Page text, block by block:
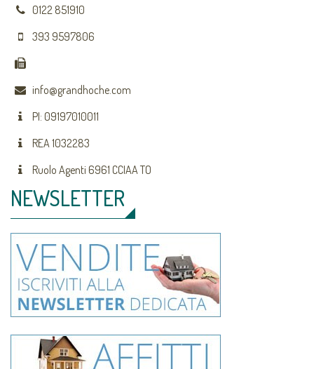
0122 851910
393 9597806
info@grandhoche.com
PI: 09197010011
REA 1032283
Ruolo Agenti 6961 CCIAA TO
NEWSLETTER